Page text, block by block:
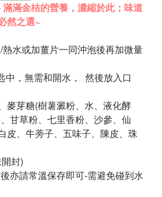
滿金桔的營養， 濃縮於此；味道
然之選~
水或加薑片一同沖泡後再加微量
中，無需和開水，
然後放入口
麥芽糖(樹薯澱粉、水、液化酵
甘草粉、 七里香粉、沙參、仙
、 牛蒡子、五味子、陳皮、 珠
封)
亦請常溫保存即可-需避免碰到水